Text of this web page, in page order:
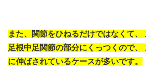
また、関節をひねるだけではなくて、
足根中足関節の部分にくっつくので、
に伸ばされているケースが多いです。